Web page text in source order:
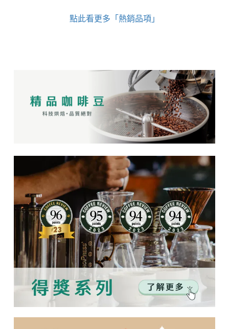
點此看更多「熱銷品項」